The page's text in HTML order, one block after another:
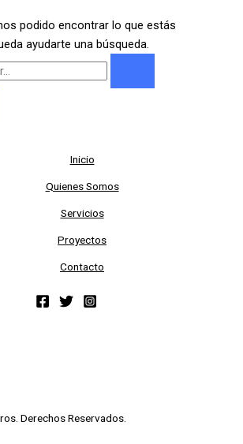
podido encontrar lo que estás
ayudarte una búsqueda.
Inicio
Quienes Somos
Servicios
Proyectos
Contacto
Derechos Reservados.